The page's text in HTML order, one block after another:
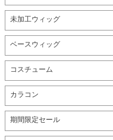
未加工ウィッグ
ベースウィッグ
コスチューム
カラコン
期間限定セール